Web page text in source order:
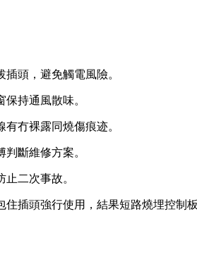
頭，避免觸電風險。
持通風散味。
冇裸露同燒傷痕迹。
斷維修方案。
二次事故。
住插頭強行使用，結果短路燒埋控制